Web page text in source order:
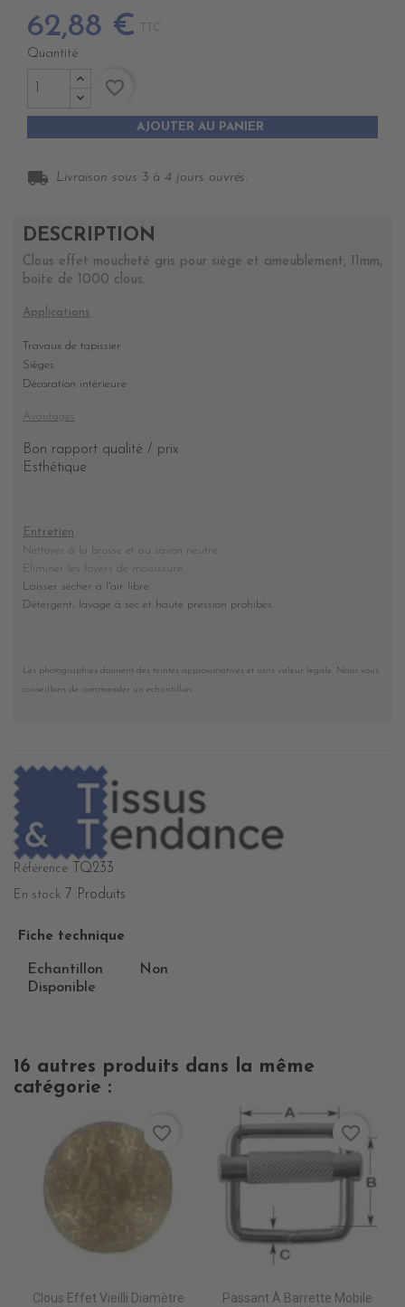
62,88 € TTC
Quantité
AJOUTER AU PANIER
favorite_border
local_shipping Livraison sous 3 à 4 jours ouvrés.
DESCRIPTION
Clous effet moucheté gris pour siège et ameublement, 11mm,
boite de 1000 clous.
Applications
Travaux de tapissier
Sièges
Décoration intérieure
Avantages
Bon rapport qualité / prix
Esthétique
Entretien
Nettoyer à la brosse et au savon neutre.
Eliminer les foyers de moisissure.
Laisser sécher à l'air libre.
Détergent, lavage à sec et haute pression prohibés
Les photographies donnent des teintes approximatives et sans valeur légale. Nous vous
conseillons de commander un echantillon.
Référence TQ233
En stock 7 Produits
Fiche technique
Echantillon
Disponible
Non
16 autres produits dans la même
catégorie :
Clous Effet Vieilli Diamètre
favorite_border
Passant À Barrette Mobile
favorite_border